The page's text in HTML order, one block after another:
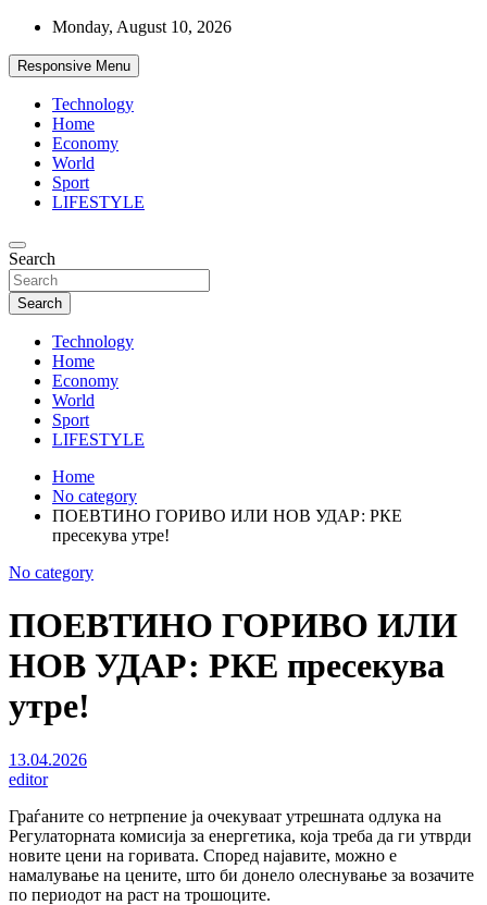
Skip
content
Monday, August 10, 2026
Responsive Menu
Technology
Home
Economy
World
Sport
LIFESTYLE
d7-news.com
News
Search
Search
Technology
Home
Economy
World
Sport
LIFESTYLE
Home
No category
ПОЕВТИНО ГОРИВО ИЛИ НОВ УДАР: РКЕ
пресекува утре!
No category
ПОЕВТИНО ГОРИВО ИЛИ
НОВ УДАР: РКЕ пресекува
утре!
13.04.2026
editor
Граѓаните со нетрпение ја очекуваат утрешната одлука на
Регулаторната комисија за енергетика, која треба да ги утврди
новите цени на горивата. Според најавите, можно е
намалување на цените, што би донело олеснување за возачите
по периодот на раст на трошоците.